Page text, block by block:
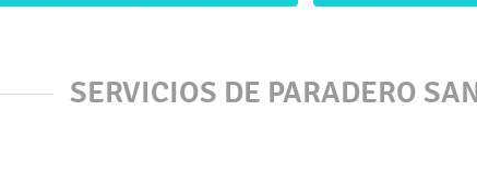
SERVICIOS DE PARADERO